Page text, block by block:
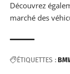
Découvrez
marché des
ÉTIQUETTES :